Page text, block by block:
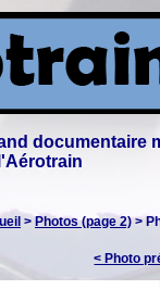
documentaire
l'Aérotrain
> Photos (page 2)>
< Photo